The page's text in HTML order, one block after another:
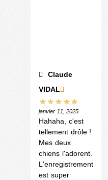
Claude
VIDAL
janvier 11, 2025
Hahaha, c'est
tellement drôle !
Mes deux
chiens l'adorent.
L'enregistrement
est super